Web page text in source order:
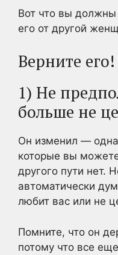
Вот что вы должны
его от другой
Верните его!
1) Не
больше не
Он изменил —
которые вы
другого пути нет.
автоматически
любит вас или не
Помните, что он
потому что все